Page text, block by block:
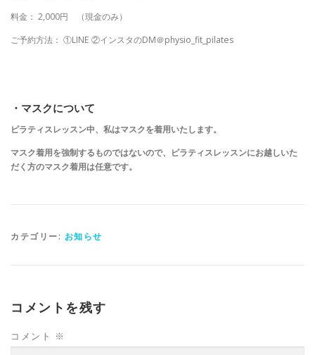
料金： 2,000円 （現金のみ）
ご予約方法： ①LINE ②インスタのDM＠physio_fit_pilates
・マスクについて
ピラティスレッスン中、私はマスクを着用いたします。
マスク着用を強制するものではないので、ピラティスレッスンにお越しいた
だく方のマスク着用は任意です。
カテゴリー: お知らせ
コメントを残す
コメント ※